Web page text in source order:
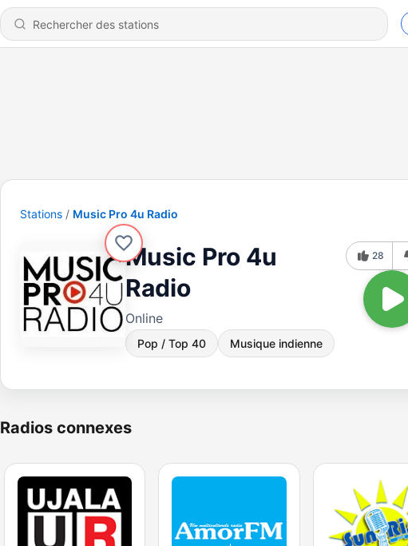
Stations Music Pro 4u Radio
Music Pro 4u
Radio
Online
Pop / Top 40 Musique indienne
28
Radios connexes